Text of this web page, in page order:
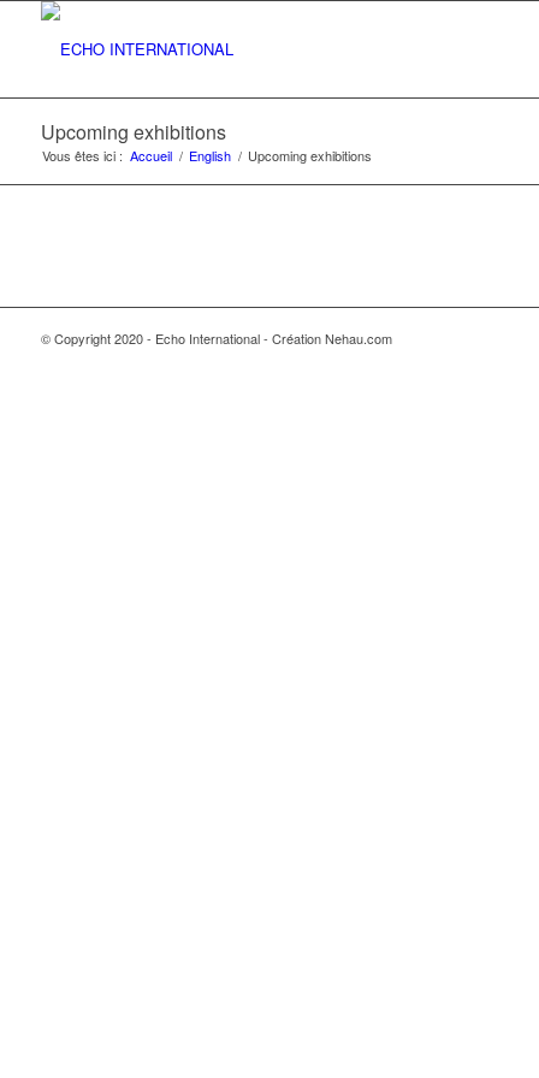
Upcoming exhibitions
Vous êtes ici : Accueil / English / Upcoming exhibitions
© Copyright 2020 - Echo International - Création Nehau.com